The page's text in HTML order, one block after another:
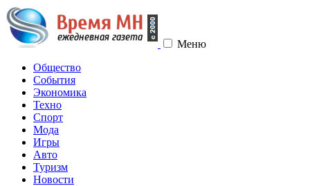
Меню
Общество
События
Экономика
Техно
Спорт
Мода
Игры
Авто
Туризм
Новости